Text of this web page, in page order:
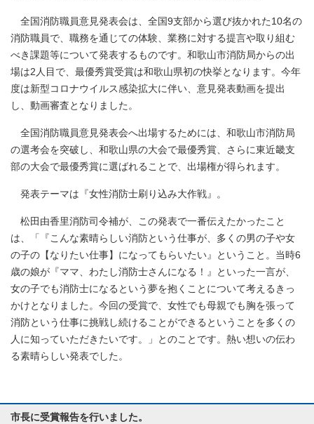
全国消防職員意見発表会は、全国9支部から選び抜かれた10名の
消防職員で、職務を通じての体験、業務に対する提言や取り組む
べき課題等について発表するものです。和歌山市消防局からの出
場は2人目で、最優秀賞受賞は和歌山県初の快挙となります。今年
度は新型コロナウイルス感染拡大に伴い、意見発表動画を提出
し、動画審査となりました。
全国消防職員意見発表会へ出場するためには、和歌山市消防局
の選考会を突破し、和歌山県の大会で最優秀賞、さらに東近畿支
部の大会で最優秀賞に選ばれることで、出場権が得られます。
発表テーマは『女性消防士刷り込み大作戦』。
松田由香里消防司令補が、この発表で一番伝えたかったこと
は、「『こんな素晴らしい消防という仕事が、多くの男の子や女
の子の【なりたい仕事】になってもらいたい』ということ。当時6
歳の娘が『ママ、わたし消防士さんになる！』といった一言が、
女の子でも消防士になるという夢を抱くことについて考えるきっ
かけとなりました。今回の受賞で、女性でも母親でも胸を張って
消防という仕事に挑戦し続けることができるということを多くの
人に知っていただきたいです。」とのことです。熱い想いの伝わ
る素晴らしい発表でした。
市長に受賞報告を行いました。